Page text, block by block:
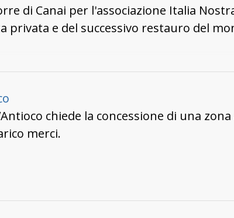
di Canai per l'associazione Italia
privata e del successivo restauro del
chiede la concessione di una
merci.